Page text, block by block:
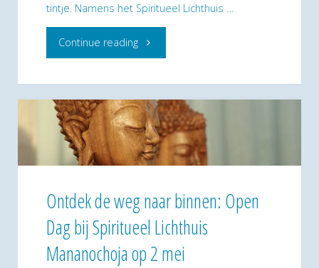
tintje. Namens het Spiritueel Lichthuis …
Continue reading"Feestelijke
Hospice
Beukenrode
extra
glans
gegeven
met
Ontdek de weg naar binnen: Open
Dag bij Spiritueel Lichthuis
Mananochoja op 2 mei